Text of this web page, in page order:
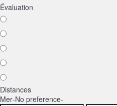
Évaluation
Distances
Mer-No preference-